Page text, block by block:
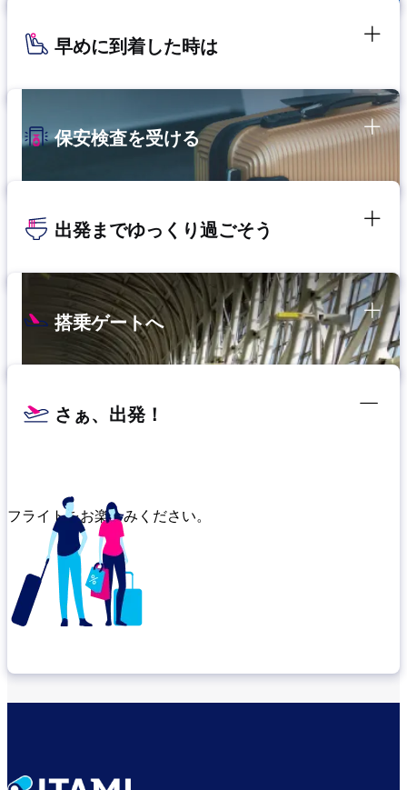
早めに到着した時は
保安検査を受ける
出発までゆっくり過ごそう
搭乗ゲートへ
さぁ、出発！
フライトをお楽しみください。